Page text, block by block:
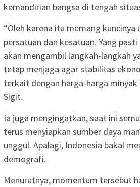
kemandirian bangsa di tengah
“Oleh karena itu memang kuncinya
persatuan dan kesatuan. Yang
akan mengambil langkah-langkah
tetap menjaga agar stabilitas
terkait dengan harga-harga
Sigit.
Ia juga mengingatkan, saat ini
terus menyiapkan sumber daya
unggul. Apalagi, Indonesia bakal
demografi.
Menurutnya, momentum tersebut